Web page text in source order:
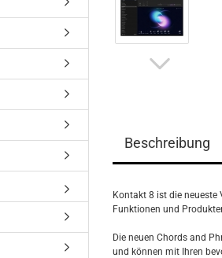
Beschreibung
Kontakt 8 ist die
Funktionen und
Die neuen Chords and
und können mit Ihren